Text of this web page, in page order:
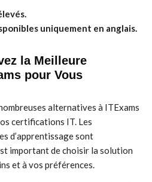
uniquement en anglais.
la Meilleure
pour Vous
alternatives à ITExams
certifications IT. Les
d’apprentissage sont
important de choisir la solution
et à vos préférences.